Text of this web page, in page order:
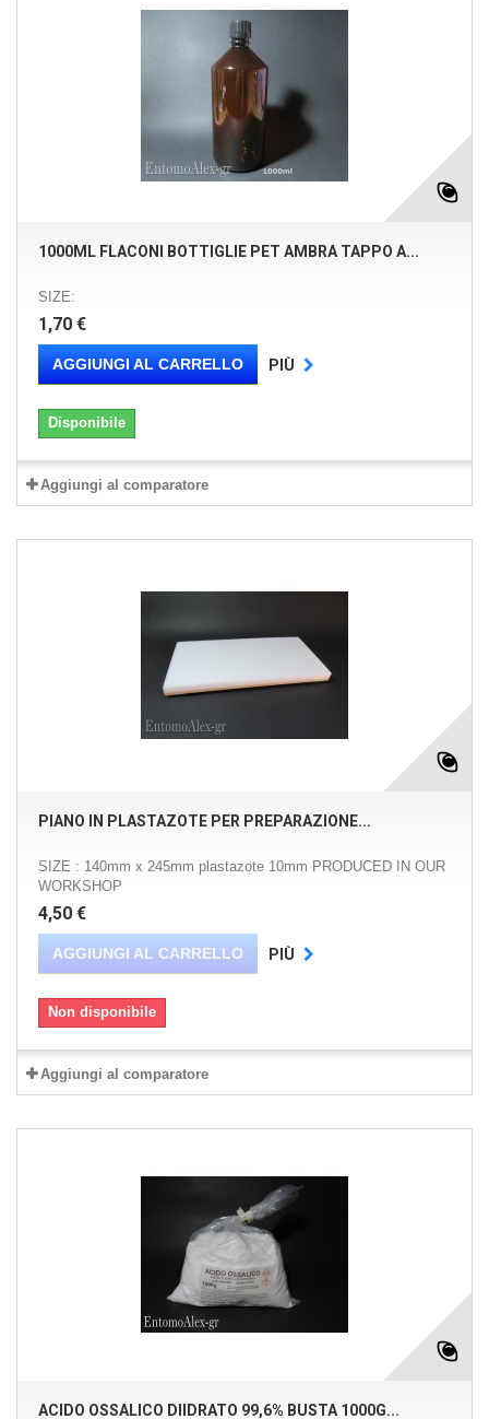
1000ML FLACONI BOTTIGLIE PET AMBRA TAPPO A...
SIZE:
1,70 €
AGGIUNGI AL CARRELLO PIÙ
Disponibile
Aggiungi al comparatore
PIANO IN PLASTAZOTE PER PREPARAZIONE...
SIZE : 140mm x 245mm plastazote 10mm PRODUCED IN OUR
WORKSHOP
4,50 €
AGGIUNGI AL CARRELLO PIÙ
Non disponibile
Aggiungi al comparatore
ACIDO OSSALICO DIIDRATO 99,6% BUSTA 1000G...